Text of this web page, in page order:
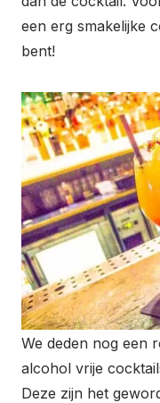
een erg smakelijke
bent!
We deden nog een
alcohol vrije
Deze zijn het